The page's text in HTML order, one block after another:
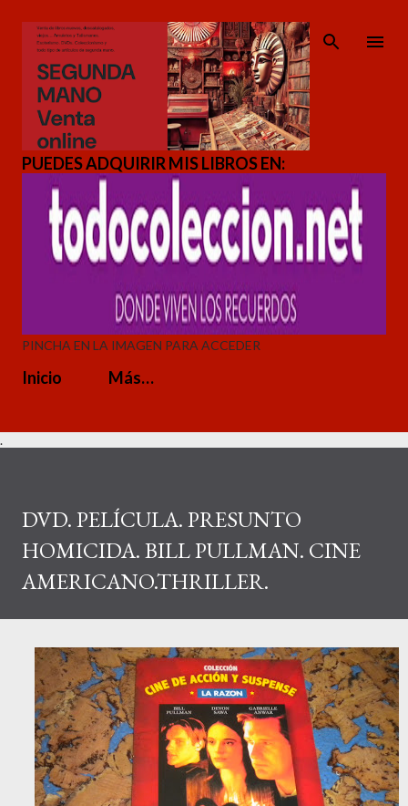
Ir al contenido principal
PUEDES ADQUIRIR MIS LIBROS EN:
PINCHA EN LA IMAGEN PARA ACCEDER
Inicio Más…
.
DVD. PELÍCULA. PRESUNTO
HOMICIDA. BILL PULLMAN. CINE
AMERICANO.THRILLER.